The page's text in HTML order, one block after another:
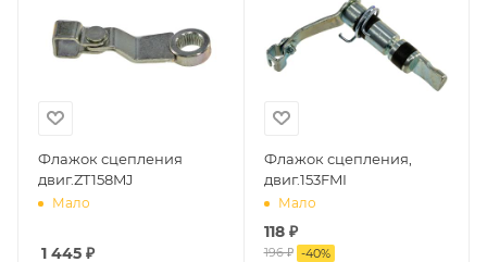
Флажок сцепления
двиг.ZT158MJ
Мало
1 445 ₽
Флажок сцепления,
двиг.153FMI
Мало
118₽
196 ₽ -40%